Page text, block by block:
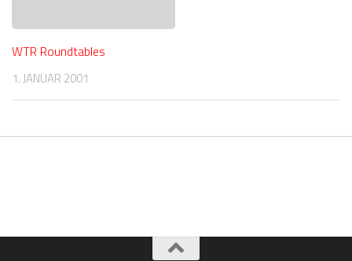
WTR Roundtables
1. JANUAR 2001